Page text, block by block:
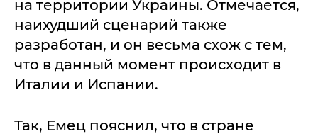
на территории Украины. Отмечается,
наихудший сценарий также
разработан, и он весьма схож с тем,
что в данный момент происходит в
Италии и Испании.
Так, Емец пояснил, что в стране